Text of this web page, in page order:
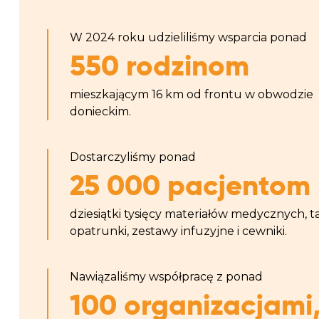
W 2024 roku udzieliliśmy wsparcia ponad
550 rodzinom
mieszkającym 16 km od frontu w obwodzie
donieckim.
Dostarczyliśmy ponad
25 000 pacjentom
dziesiątki tysięcy materiałów medycznych,
opatrunki, zestawy infuzyjne i cewniki.
Nawiązaliśmy współpracę z ponad
100 organizacjami,